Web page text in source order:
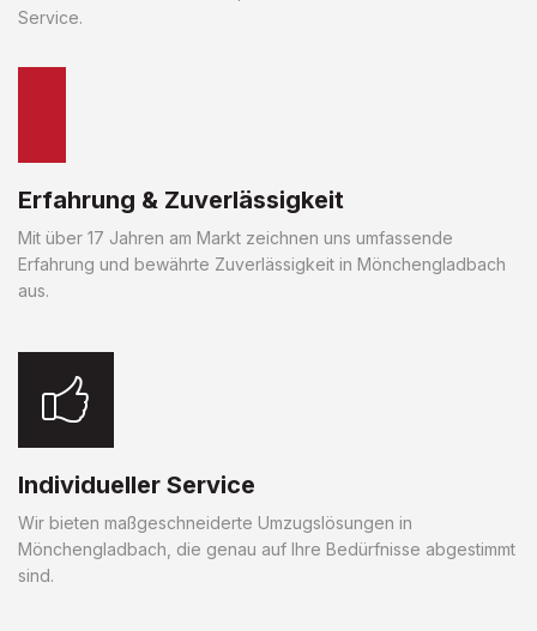
Service.
Erfahrung & Zuverlässigkeit
Mit über 17 Jahren am Markt zeichnen uns umfassende
Erfahrung und bewährte Zuverlässigkeit in Mönchengladbach
aus.
Individueller Service
Wir bieten maßgeschneiderte Umzugslösungen in
Mönchengladbach, die genau auf Ihre Bedürfnisse abgestimmt
sind.